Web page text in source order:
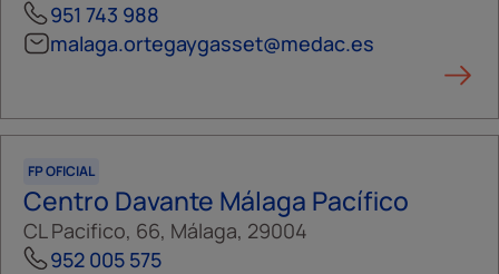
951 743 988
malaga.ortegaygasset@medac.es
FP OFICIAL
Centro Davante Málaga Pacífico
CL Pacifico, 66, Málaga, 29004
952 005 575